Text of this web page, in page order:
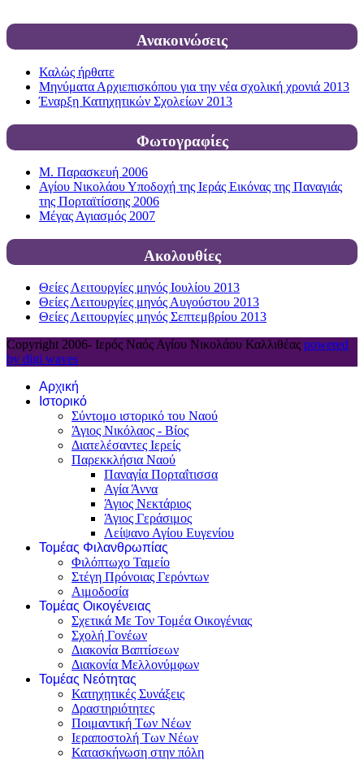
Ανακοινώσεις
Καλώς ήρθατε
Μηνύματα Αρχιεπισκόπου για την νέα σχολική χρονιά 2013
Έναρξη Κατηχητικών Σχολείων 2013
Φωτογραφίες
Μ. Παρασκευή 2006
Αγίου Νικολάου Υποδοχή της Ιεράς Εικόνας της Παναγιάς
της Πορταϊτίσσης 2006
Μέγας Αγιασμός 2007
Ακολουθίες
Θείες Λειτουργίες μηνός Ιουλίου 2013
Θείες Λειτουργίες μηνός Αυγούστου 2013
Θείες Λειτουργίες μηνός Σεπτεμβρίου 2013
Copyright 2006- Ιερός Ναός Αγίου Νικολάου Καλλιθέας powered
by digi waves
Αρχική
Ιστορικό
Σύντομο ιστορικό του Ναού
Άγιος Νικόλαος - Βίος
Διατελέσαντες Ιερείς
Παρεκκλήσια Ναού
Παναγία Πορταΐτισσα
Αγία Άννα
Άγιος Νεκτάριος
Άγιος Γεράσιμος
Λείψανο Αγίου Ευγενίου
Τομέας Φιλανθρωπίας
Φιλόπτωχο Ταμείο
Στέγη Πρόνοιας Γερόντων
Αιμοδοσία
Τομέας Οικογένειας
Σχετικά Με Τον Τομέα Οικογένιας
Σχολή Γονέων
Διακονία Βαπτίσεων
Διακονία Μελλονύμφων
Τομέας Νεότητας
Κατηχητικές Συνάξεις
Δραστηριότητες
Ποιμαντική Των Νέων
Ιεραποστολή Των Νέων
Κατασκήνωση στην πόλη